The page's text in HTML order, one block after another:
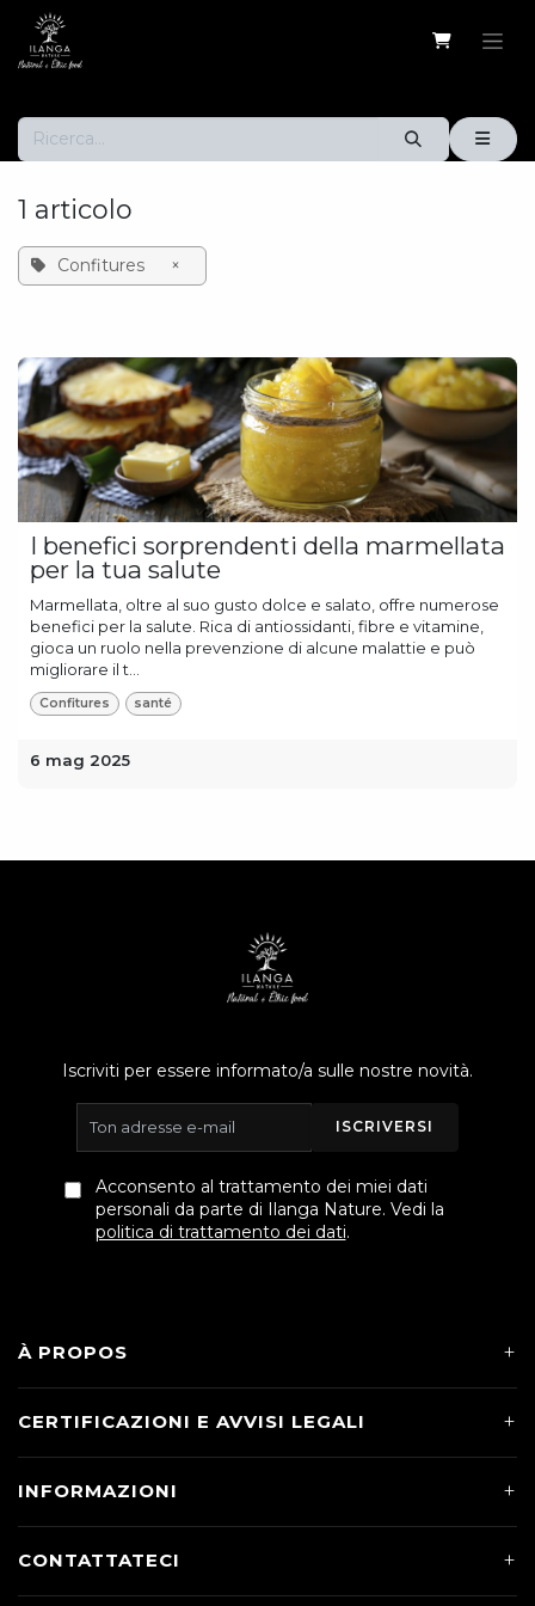
Passa al contenuto
1 articolo
Confitures ×
I benefici sorprendenti della marmellata
per la tua salute
Marmellata, oltre al suo gusto dolce e salato, offre numerose
benefici per la salute. Rica di antiossidanti, fibre e vitamine,
gioca un ruolo nella prevenzione di alcune malattie e può
migliorare il t...
Confitures santé
6 mag 2025
Iscriviti per essere informato/a sulle nostre novità.
ISCRIVERSI
Acconsento al trattamento dei miei dati
personali da parte di Ilanga Nature. Vedi la
politica di trattamento dei dati.
À PROPOS
CERTIFICAZIONI E AVVISI LEGALI
INFORMAZIONI
CONTATTATECI